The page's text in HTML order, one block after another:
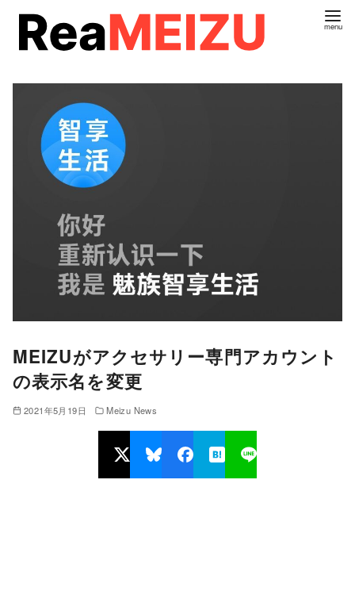
MEIZUがアクセサリー専門アカウント
の表示名を変更
2021年5月19日 Meizu News